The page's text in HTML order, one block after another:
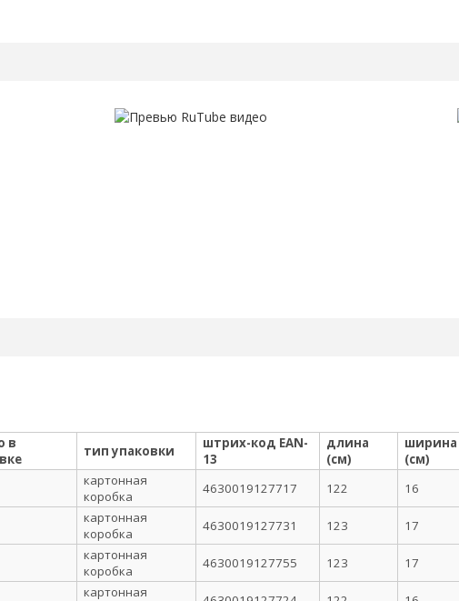
в
тип упаковки
штрих-код EAN-
13
длина
(см)
ширина
(см)
картонная
коробка
4630019127717 122 16
картонная
коробка
4630019127731 123 17
картонная
коробка
4630019127755 123 17
картонная